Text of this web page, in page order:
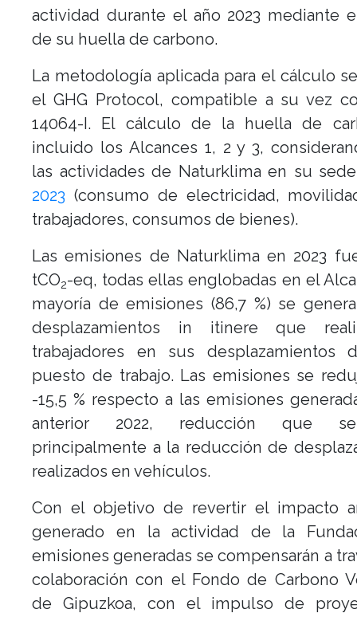
actividad durante el año 2023 mediante
de su huella de carbono.
La metodología aplicada para el cálculo
el GHG Protocol, compatible a su vez
14064-I. El cálculo de la huella de
incluido los Alcances 1, 2 y 3,
las actividades de Naturklima en su
2023 (consumo de electricidad,
trabajadores, consumos de bienes).
Las emisiones de Naturklima en 2023
tCO2-eq, todas ellas englobadas en el
mayoría de emisiones (86,7 %) se
desplazamientos in itinere que
trabajadores en sus desplazamientos
puesto de trabajo. Las emisiones se
-15,5 % respecto a las emisiones
anterior 2022, reducción que
principalmente a la reducción de
realizados en vehículos.
Con el objetivo de revertir el impacto
generado en la actividad de la
emisiones generadas se compensarán a
colaboración con el Fondo de Carbono
de Gipuzkoa, con el impulso de